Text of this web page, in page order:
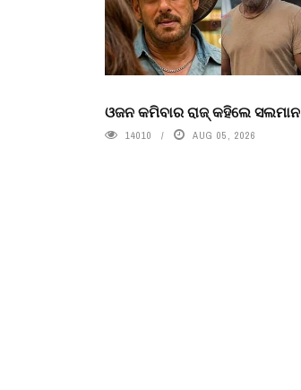
ଓଜନ କମିବାର ରାଜ୍ କହିଲେ ସଲମାନ
14010 AUG 05, 2026